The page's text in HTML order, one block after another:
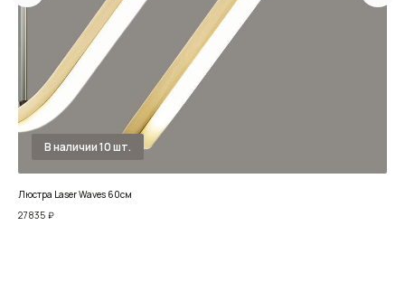
Люстра Laser Waves 60см
27 835 ₽